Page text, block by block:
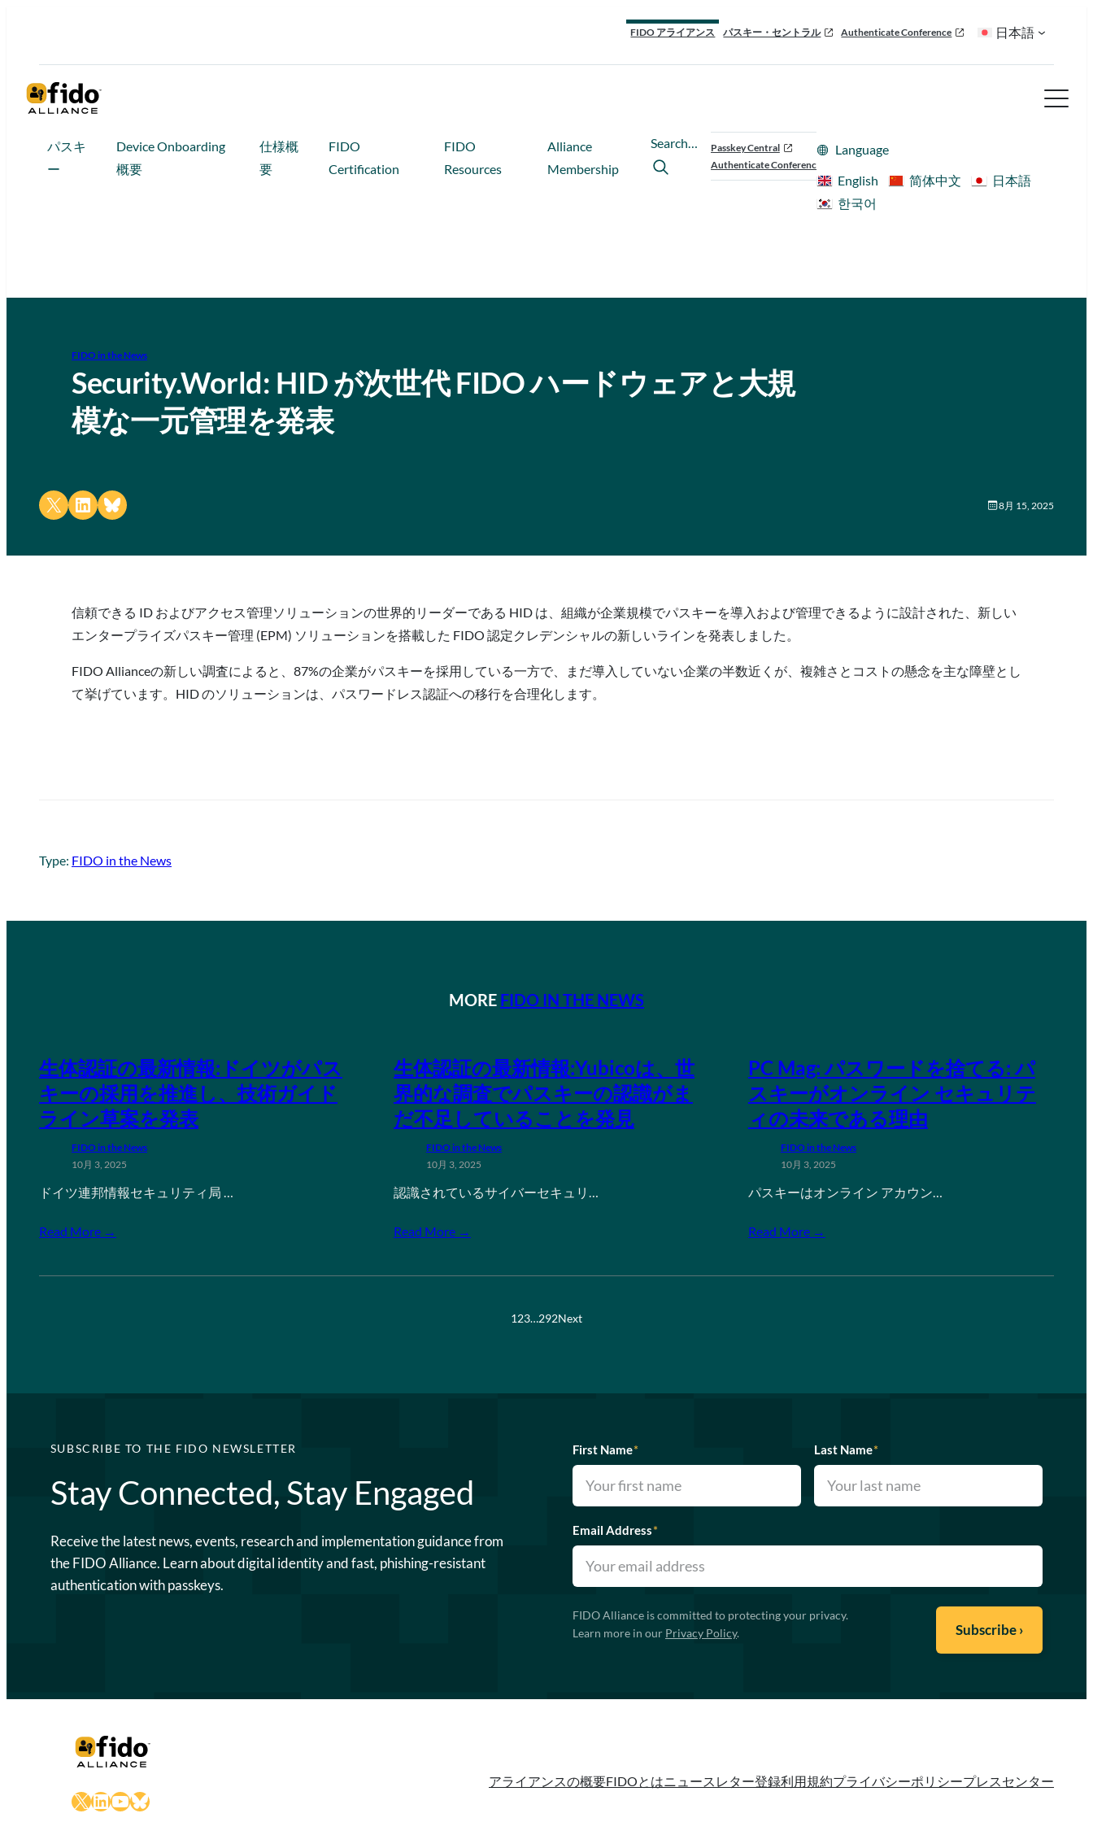
FIDO アライアンス パスキー・セントラル Authenticate Conference 日本語
パスキ
ー
Device Onboarding
概要
仕様概
要
FIDO
Certification
FIDO
Resources
Alliance
Membership
Search…
Passkey Central
Authenticate Conference
Language
English
简体中文
日本語
한국어
FIDO in the News
Security.World: HID が次世代 FIDO ハードウェアと大規
模な一元管理を発表
Share on X Share on LinkedIn
Share on Bluesky 8月 15, 2025
信頼できる ID およびアクセス管理ソリューションの世界的リーダーである HID は、組織が企業規模でパスキーを導入および管理できるように設計された、新しい
エンタープライズパスキー管理 (EPM) ソリューションを搭載した FIDO 認定クレデンシャルの新しいラインを発表しました。
FIDO Allianceの新しい調査によると、87%の企業がパスキーを採用している一方で、まだ導入していない企業の半数近くが、複雑さとコストの懸念を主な障壁とし
て挙げています。HID のソリューションは、パスワードレス認証への移行を合理化します。
Type: FIDO in the News
MORE FIDO IN THE NEWS
生体認証の最新情報:ドイツがパス
キーの採用を推進し、技術ガイド
ライン草案を発表
FIDO in the News
10月 3, 2025
ドイツ連邦情報セキュリティ局 …
Read More →
生体認証の最新情報:Yubicoは、世
界的な調査でパスキーの認識がま
だ不足していることを発見
FIDO in the News
10月 3, 2025
認識されているサイバーセキュリ…
Read More →
PC Mag: パスワードを捨てる: パ
スキーがオンライン セキュリテ
ィの未来である理由
FIDO in the News
10月 3, 2025
パスキーはオンライン アカウン…
Read More →
123…292Next
SUBSCRIBE TO THE FIDO NEWSLETTER
Stay Connected, Stay Engaged
Receive the latest news, events, research and implementation guidance from
the FIDO Alliance. Learn about digital identity and fast, phishing-resistant
authentication with passkeys.
First Name* Last Name*
Email Address*
FIDO Alliance is committed to protecting your privacy.
Learn more in our Privacy Policy.
X LinkedIn
YouTube
Bluesky
アライアンスの概要FIDOとはニュースレター登録利用規約プライバシーポリシープレスセンター